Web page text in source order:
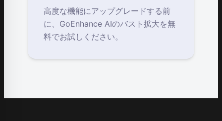
高度な機能にアップグレードする前
に、GoEnhance AIのバスト拡大を無
料でお試しください。